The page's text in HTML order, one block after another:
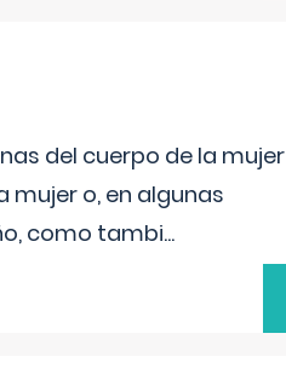
del cuerpo de la mujer
mujer o, en algunas
como tambi...